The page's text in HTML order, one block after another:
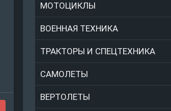
МОТОЦИКЛЫ
ВОЕННАЯ ТЕХНИКА
ТРАКТОРЫ И СПЕЦТЕХНИКА
САМОЛЕТЫ
ВЕРТОЛЕТЫ